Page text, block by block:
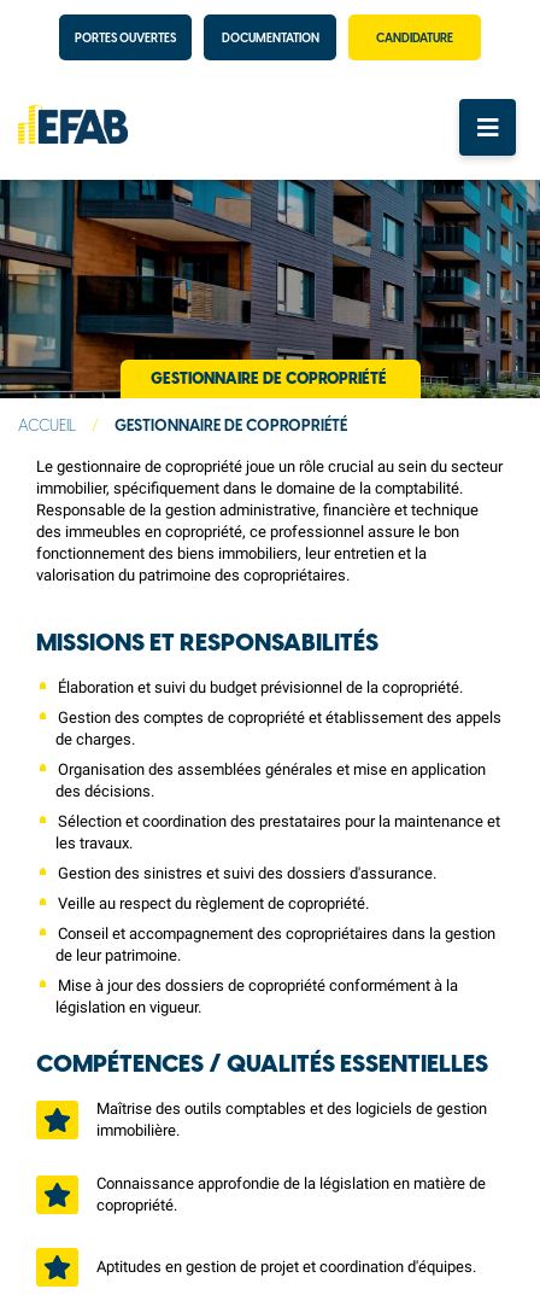
PORTES OUVERTES DOCUMENTATION CANDIDATURE
GESTIONNAIRE DE COPROPRIÉTÉ
ACCUEIL / GESTIONNAIRE DE COPROPRIÉTÉ
Le gestionnaire de copropriété joue un rôle crucial au sein du secteur
immobilier, spécifiquement dans le domaine de la comptabilité.
Responsable de la gestion administrative, financière et technique
des immeubles en copropriété, ce professionnel assure le bon
fonctionnement des biens immobiliers, leur entretien et la
valorisation du patrimoine des copropriétaires.
MISSIONS ET RESPONSABILITÉS
Élaboration et suivi du budget prévisionnel de la copropriété.
Gestion des comptes de copropriété et établissement des appels
de charges.
Organisation des assemblées générales et mise en application
des décisions.
Sélection et coordination des prestataires pour la maintenance et
les travaux.
Gestion des sinistres et suivi des dossiers d'assurance.
Veille au respect du règlement de copropriété.
Conseil et accompagnement des copropriétaires dans la gestion
de leur patrimoine.
Mise à jour des dossiers de copropriété conformément à la
législation en vigueur.
COMPÉTENCES / QUALITÉS ESSENTIELLES
Maîtrise des outils comptables et des logiciels de gestion
immobilière.
Connaissance approfondie de la législation en matière de
copropriété.
Aptitudes en gestion de projet et coordination d'équipes.